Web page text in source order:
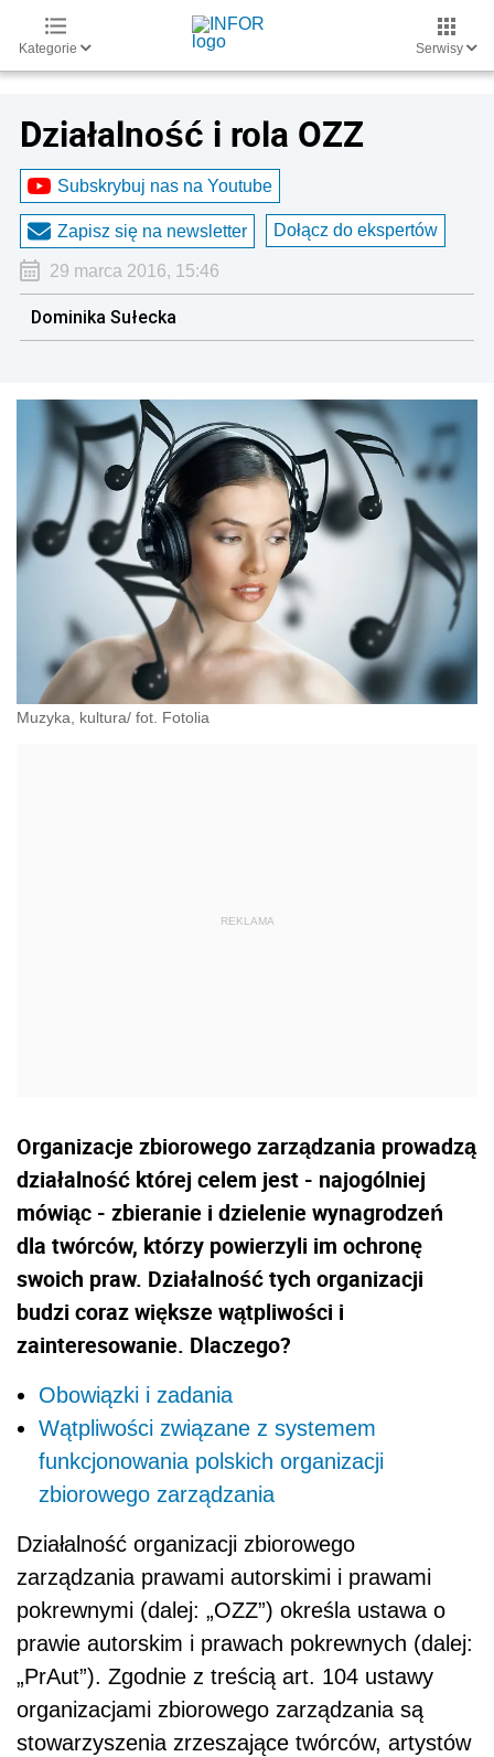
Kategorie Serwisy
Działalność i rola OZZ
Subskrybuj nas na Youtube
Zapisz się na newsletter Dołącz do ekspertów
29 marca 2016, 15:46
Dominika Sułecka
Muzyka, kultura/ fot. Fotolia
Organizacje zbiorowego zarządzania prowadzą
działalność której celem jest - najogólniej
mówiąc - zbieranie i dzielenie wynagrodzeń
dla twórców, którzy powierzyli im ochronę
swoich praw. Działalność tych organizacji
budzi coraz większe wątpliwości i
zainteresowanie. Dlaczego?
Obowiązki i zadania
Wątpliwości związane z systemem
funkcjonowania polskich organizacji
zbiorowego zarządzania
Działalność organizacji zbiorowego
zarządzania prawami autorskimi i prawami
pokrewnymi (dalej: „OZZ”) określa ustawa o
prawie autorskim i prawach pokrewnych (dalej:
„PrAut”). Zgodnie z treścią art. 104 ustawy
organizacjami zbiorowego zarządzania są
stowarzyszenia zrzeszające twórców, artystów